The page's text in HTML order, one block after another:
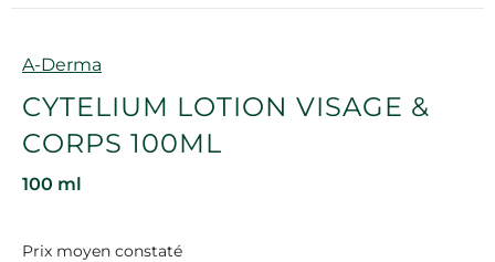
Marque
A-Derma
CYTELIUM LOTION VISAGE &
CORPS 100ML
100 ml
Prix moyen constaté